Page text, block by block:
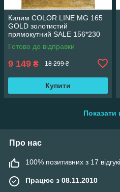
Килим COLOR LINE MG 165
GOLD золотистий
прямокутний SALE 156*230
см
Готово до відправки
9 149 ₴ 18 299 ₴
Купити
Показати
Про нас
100% позитивних з 17
Працює з 08.11.2010